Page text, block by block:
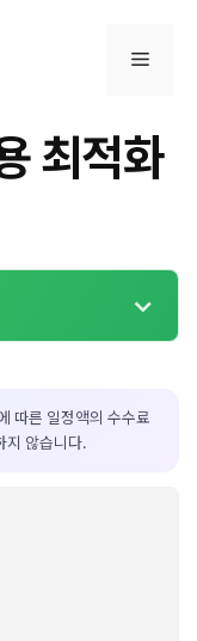
메
뉴
최적화
따른 일정액의 수수료
지 않습니다.